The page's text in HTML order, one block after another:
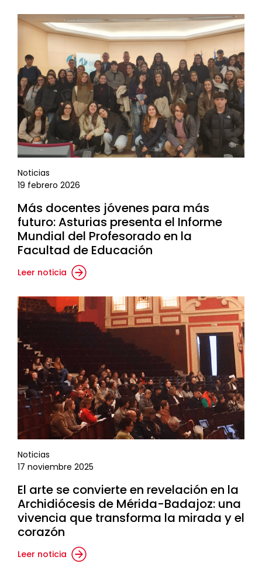
Noticias
19 febrero 2026
Más docentes jóvenes para más
futuro: Asturias presenta el Informe
Mundial del Profesorado en la
Facultad de Educación
Leer noticia
Noticias
17 noviembre 2025
El arte se convierte en revelación en la
Archidiócesis de Mérida-Badajoz: una
vivencia que transforma la mirada y el
corazón
Leer noticia